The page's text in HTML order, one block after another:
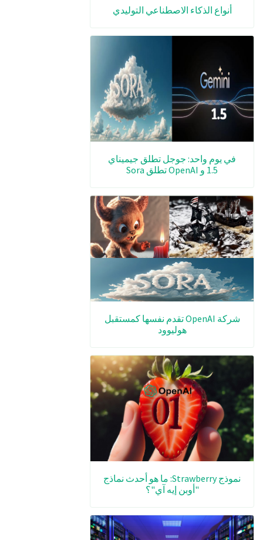
أنواع الذكاء الاصطناعي التوليدي
في يوم واحد: جوجل تطلق جيميناي
1.5 و OpenAI تطلق Sora
شركة OpenAI تقدم نفسها كمستقبل
هوليوود
نموذج Strawberry: ما هو أحدث نماذج
"أوبن إيه آي"؟